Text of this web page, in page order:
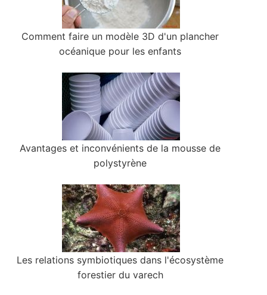
Comment faire un modèle 3D d'un plancher
océanique pour les enfants
Avantages et inconvénients de la mousse de
polystyrène
Les relations symbiotiques dans l'écosystème
forestier du varech